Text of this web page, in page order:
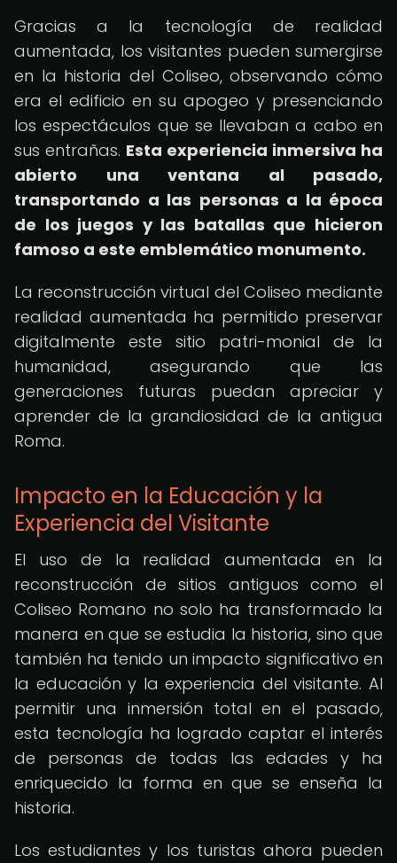
Gracias a la tecnología de realidad
aumentada, los visitantes pueden sumergirse
en la historia del Coliseo, observando cómo
era el edificio en su apogeo y presenciando
los espectáculos que se llevaban a cabo en
sus entrañas. Esta experiencia inmersiva ha
abierto una ventana al pasado,
transportando a las personas a la época
de los juegos y las batallas que hicieron
famoso a este emblemático monumento.
La reconstrucción virtual del Coliseo mediante
realidad aumentada ha permitido preservar
digitalmente este sitio patri-monial de la
humanidad, asegurando que las
generaciones futuras puedan apreciar y
aprender de la grandiosidad de la antigua
Roma.
Impacto en la Educación y la
Experiencia del Visitante
El uso de la realidad aumentada en la
reconstrucción de sitios antiguos como el
Coliseo Romano no solo ha transformado la
manera en que se estudia la historia, sino que
también ha tenido un impacto significativo en
la educación y la experiencia del visitante. Al
permitir una inmersión total en el pasado,
esta tecnología ha logrado captar el interés
de personas de todas las edades y ha
enriquecido la forma en que se enseña la
historia.
Los estudiantes y los turistas ahora pueden